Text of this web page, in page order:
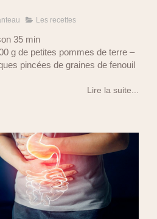
Les recettes
35 min
g de petites pommes de terre –
pincées de graines de fenouil
Lire la suite...